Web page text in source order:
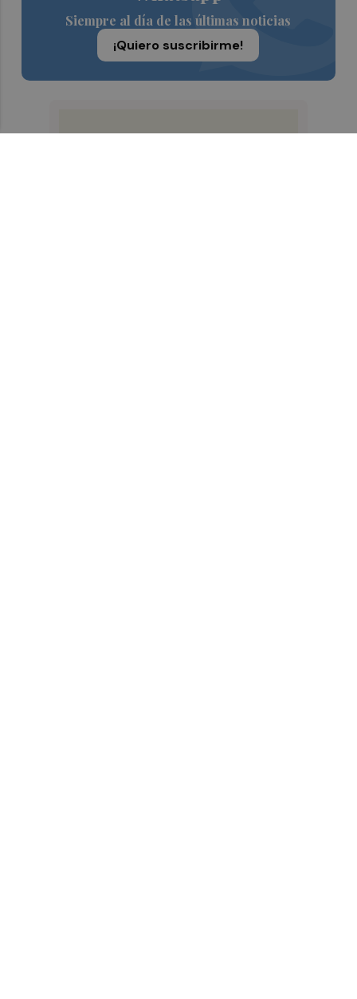
Siempre al día de las últimas noticias
¡Quiero suscribirme!